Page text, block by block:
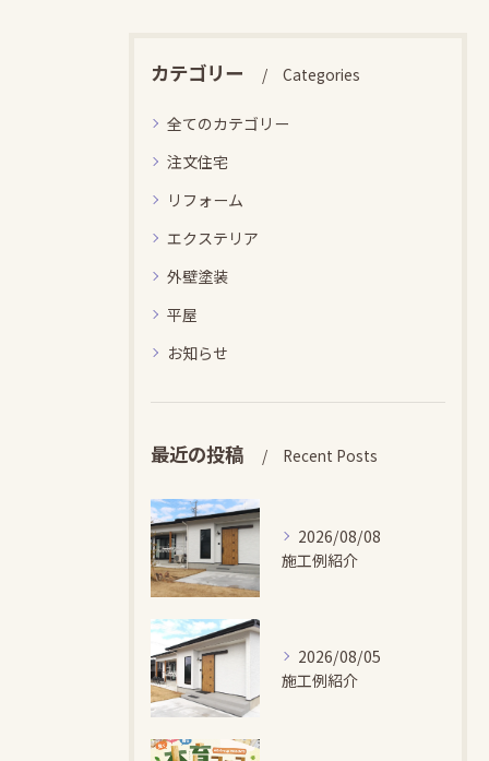
カテゴリー Categories
全てのカテゴリー
注文住宅
リフォーム
エクステリア
外壁塗装
平屋
お知らせ
最近の投稿 Recent Posts
2026/08/08
施工例紹介
2026/08/05
施工例紹介